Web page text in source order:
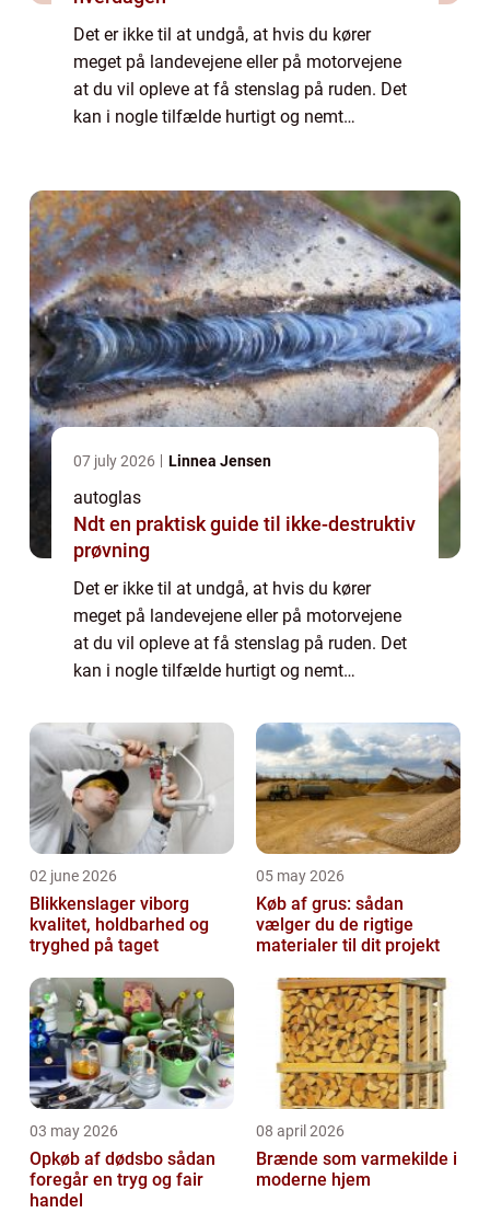
Det er ikke til at undgå, at hvis du kører
meget på landevejene eller på motorvejene
at du vil opleve at få stenslag på ruden. Det
kan i nogle tilfælde hurtigt og nemt
07 july 2026 Linnea Jensen
autoglas
Ndt en praktisk guide til ikke-destruktiv
prøvning
Det er ikke til at undgå, at hvis du kører
meget på landevejene eller på motorvejene
at du vil opleve at få stenslag på ruden. Det
kan i nogle tilfælde hurtigt og nemt
02 june 2026
Blikkenslager viborg
kvalitet, holdbarhed og
tryghed på taget
05 may 2026
Køb af grus: sådan
vælger du de rigtige
materialer til dit projekt
03 may 2026
Opkøb af dødsbo sådan
foregår en tryg og fair
handel
08 april 2026
Brænde som varmekilde i
moderne hjem